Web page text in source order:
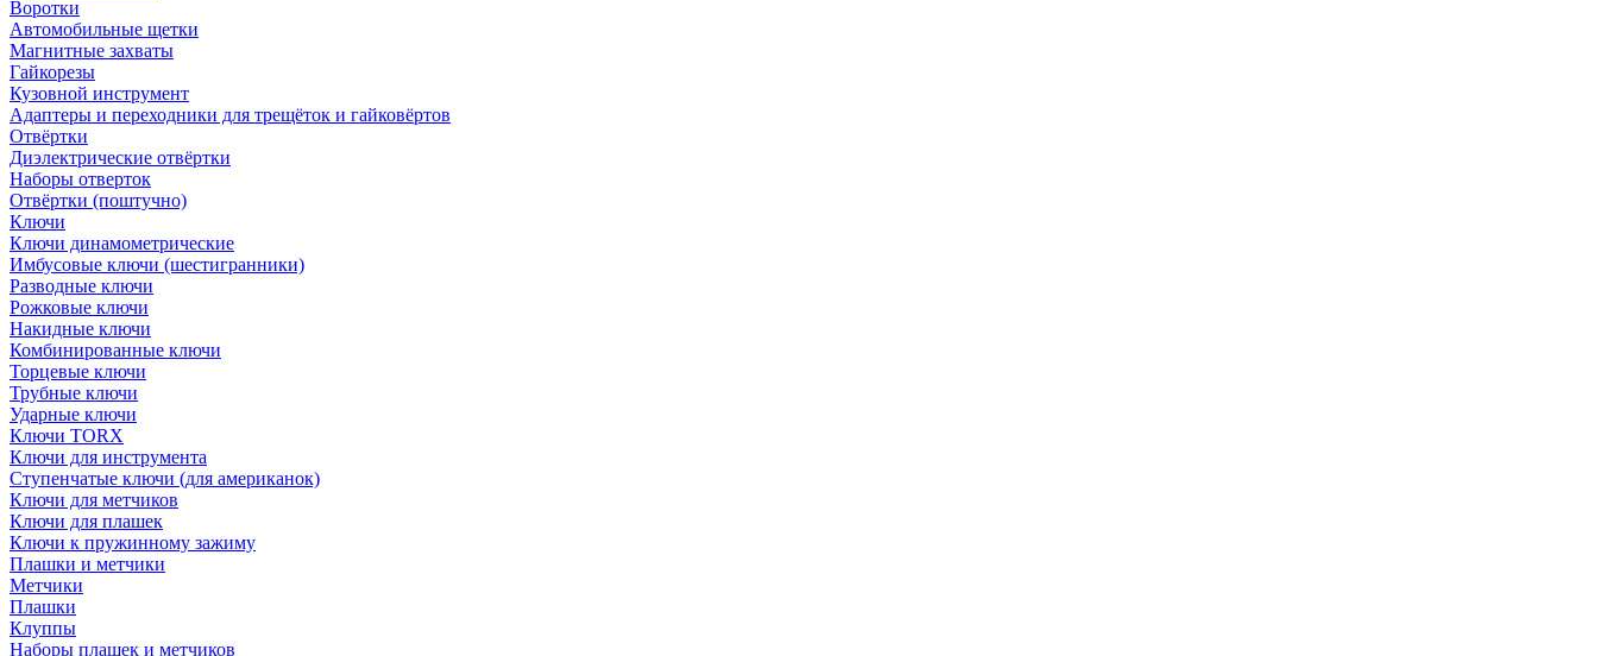
Воротки
Автомобильные щетки
Магнитные захваты
Гайкорезы
Кузовной инструмент
Адаптеры и переходники для трещёток и гайковёртов
Отвёртки
Диэлектрические отвёртки
Наборы отверток
Отвёртки (поштучно)
Ключи
Ключи динамометрические
Имбусовые ключи (шестигранники)
Разводные ключи
Рожковые ключи
Накидные ключи
Комбинированные ключи
Торцевые ключи
Трубные ключи
Ударные ключи
Ключи TORX
Ключи для инструмента
Ступенчатые ключи (для американок)
Ключи для метчиков
Ключи для плашек
Ключи к пружинному зажиму
Плашки и метчики
Метчики
Плашки
Клуппы
Наборы плашек и метчиков